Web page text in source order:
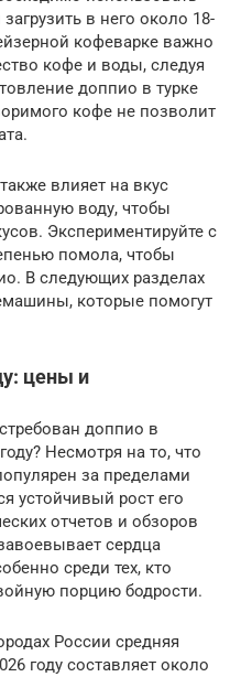
в него около 18-
кофеварке важно
кофе и воды, следуя
доппио в турке
кофе не позволит
влияет на вкус
воду, чтобы
Экспериментируйте с
помола, чтобы
В следующих разделах
которые помогут
цены и
доппио в
Несмотря на то, что
за пределами
устойчивый рост его
отчетов и обзоров
сердца
среди тех, кто
порцию бодрости.
России средняя
году составляет около